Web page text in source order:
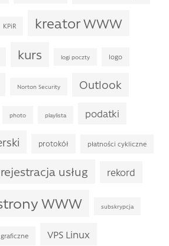
KPiR kreator WWW
kurs logi poczty logo
Norton Security Outlook
photo playlista podatki
protokół płatności cykliczne
rejestracja usług rekord
WWW subskrypcja
VPS Linux